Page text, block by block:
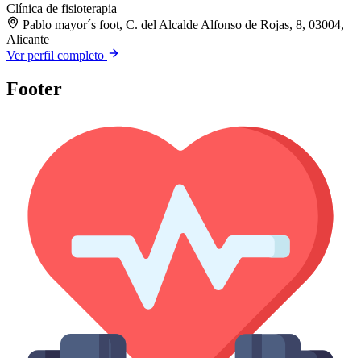
Clínica de fisioterapia
Pablo mayor´s foot, C. del Alcalde Alfonso de Rojas, 8, 03004,
Alicante
Ver perfil completo
Footer